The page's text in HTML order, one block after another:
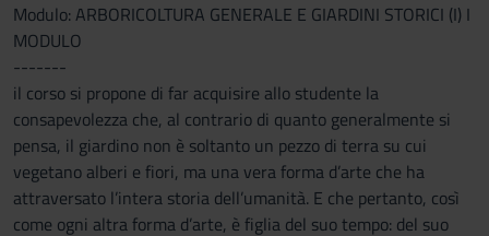
Modulo: ARBORICOLTURA GENERALE E GIARDINI STORICI (I) I
MODULO
-------
il corso si propone di far acquisire allo studente la
consapevolezza che, al contrario di quanto generalmente si
pensa, il giardino non è soltanto un pezzo di terra su cui
vegetano alberi e fiori, ma una vera forma d’arte che ha
attraversato l’intera storia dell’umanità. E che pertanto, così
come ogni altra forma d’arte, è figlia del suo tempo: del suo